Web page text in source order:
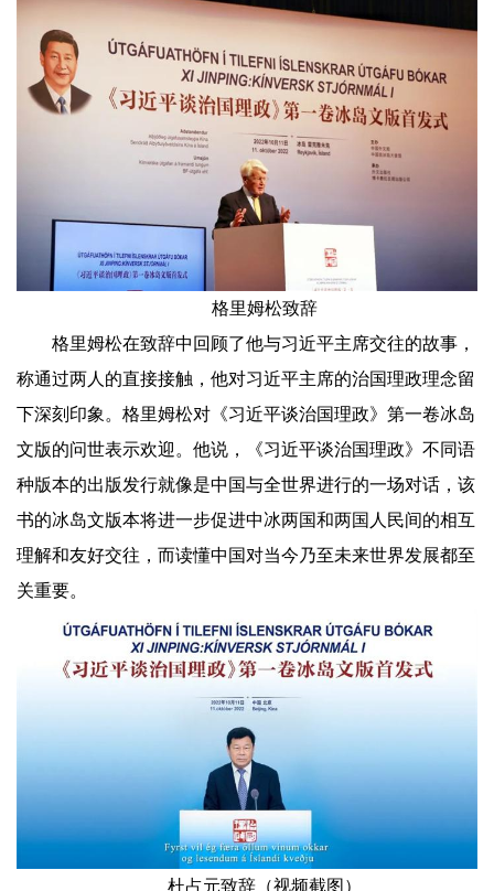
格里姆松致辞
格里姆松在致辞中回顾了他与习近平主席交往的故事，
称通过两人的直接接触，他对习近平主席的治国理政理念留
下深刻印象。格里姆松对《习近平谈治国理政》第一卷冰岛
文版的问世表示欢迎。他说，《习近平谈治国理政》不同语
种版本的出版发行就像是中国与全世界进行的一场对话，该
书的冰岛文版本将进一步促进中冰两国和两国人民间的相互
理解和友好交往，而读懂中国对当今乃至未来世界发展都至
关重要。
杜占元致辞（视频截图）